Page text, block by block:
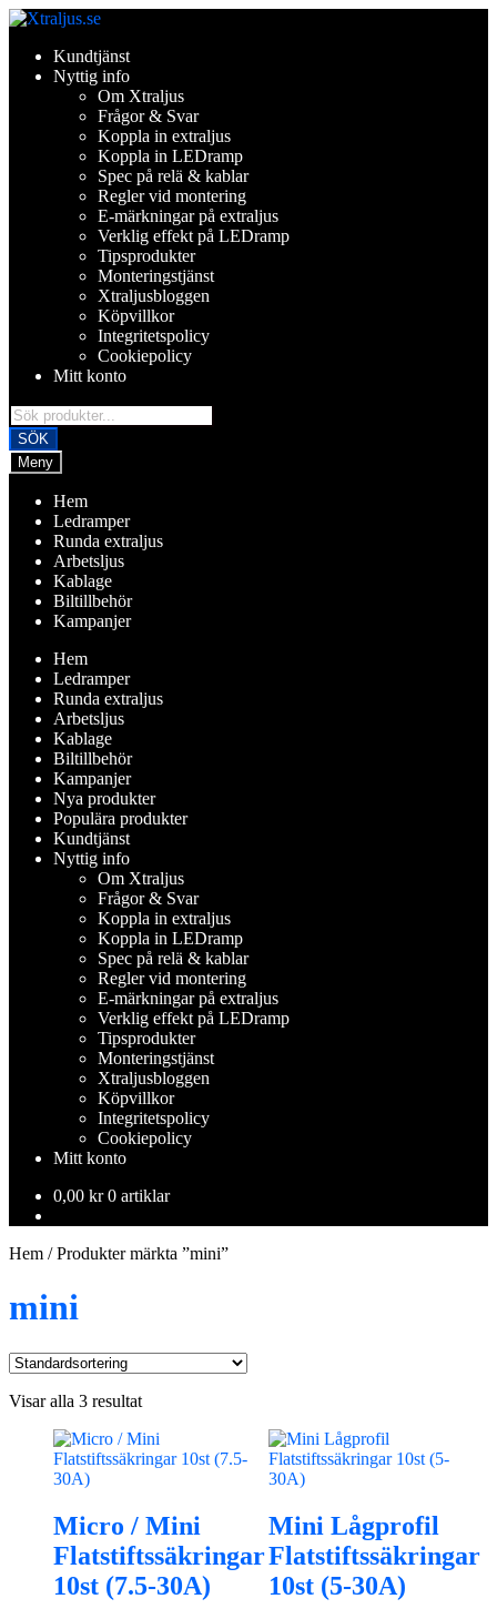
Hoppa
navigering
Hoppa
innehållKundtjänst
Nyttig info
Om Xtraljus
Frågor & Svar
Koppla in extraljus
Koppla in LEDramp
Spec på relä & kablar
Regler vid montering
E-märkningar på extraljus
Verklig effekt på LEDramp
Tipsprodukter
Monteringstjänst
Xtraljusbloggen
Köpvillkor
Integritetspolicy
Cookiepolicy
Mitt konto
Products
search
SÖK
Meny
Hem
Ledramper
Runda extraljus
Arbetsljus
Kablage
Biltillbehör
Kampanjer
Hem
Ledramper
Runda extraljus
Arbetsljus
Kablage
Biltillbehör
Kampanjer
Nya produkter
Populära produkter
Kundtjänst
Nyttig info
Om Xtraljus
Frågor & Svar
Koppla in extraljus
Koppla in LEDramp
Spec på relä & kablar
Regler vid montering
E-märkningar på extraljus
Verklig effekt på LEDramp
Tipsprodukter
Monteringstjänst
Xtraljusbloggen
Köpvillkor
Integritetspolicy
Cookiepolicy
Mitt konto
0,00 kr 0 artiklar
Hem /Produkter märkta ”mini”
mini
Visar alla 3 resultat
Micro / Mini
Flatstiftssäkringar
10st (7.5-30A)
Mini Lågprofil
Flatstiftssäkringar
10st (5-30A)